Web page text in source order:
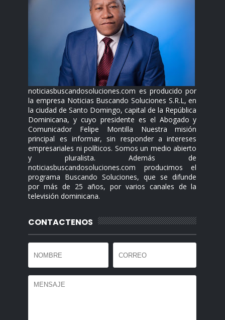
noticiasbuscandosoluciones.com es producido por
la empresa Noticias Buscando Soluciones S.R.L, en
la ciudad de Santo Domingo, capital de la República
Dominicana, y cuyo presidente es el Abogado y
Comunicador Felipe Montilla Nuestra misión
principal es informar, sin responder a intereses
empresariales ni políticos. Somos un medio abierto
y pluralista. Además de
noticiasbuscandosoluciones.com producimos el
programa Buscando Soluciones, que se difunde
por más de 25 años, por varios canales de la
televisión dominicana.
CONTACTENOS